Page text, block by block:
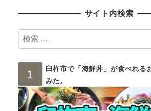
サイト内検索
検
索
臼杵市で「海鮮丼」が食べれる
みた。